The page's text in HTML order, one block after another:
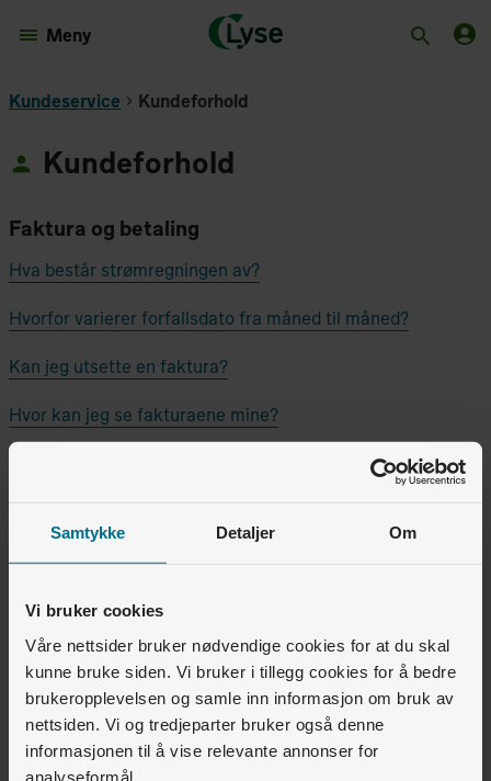
Samtykke Detaljer Om
Vi bruker cookies
Våre nettsider bruker nødvendige cookies for at du skal
kunne bruke siden. Vi bruker i tillegg cookies for å bedre
brukeropplevelsen og samle inn informasjon om bruk av
nettsiden. Vi og tredjeparter bruker også denne
informasjonen til å vise relevante annonser for
analyseformål.
Meny
Kundeservice Kundeforhold
Kundeforhold
Faktura og betaling
Hva består strømregningen av?
Hvorfor varierer forfallsdato fra måned til måned?
Kan jeg utsette en faktura?
Hvor kan jeg se fakturaene mine?
Ny Lyse-kunde?
Har Lyse kundeprogram eller andre kundefordeler?
Endre kundeinformasjon
Hvor finner jeg vilkår for tjenester?
Hvordan endrer jeg kontaktinformasjonen min?
Endring og oppsigelse